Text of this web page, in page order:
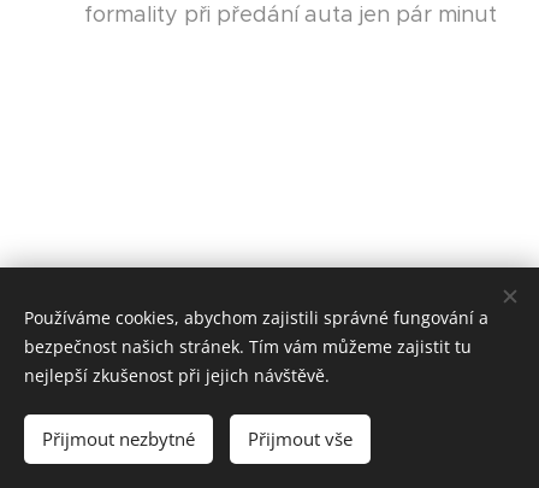
formality při předání auta jen pár minut
© 2024 Všechna práva vyhrazena
Vytvořeno službou
Webnode Cookies
Používáme cookies, abychom zajistili správné fungování a
bezpečnost našich stránek. Tím vám můžeme zajistit tu
nejlepší zkušenost při jejich návštěvě.
Přijmout nezbytné Přijmout vše